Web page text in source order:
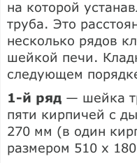
на которой
труба. Это
несколько рядов
шейкой печи.
следующем
1-й ряд — шейка
пяти кирпичей с
270 мм (в один
размером 510 x